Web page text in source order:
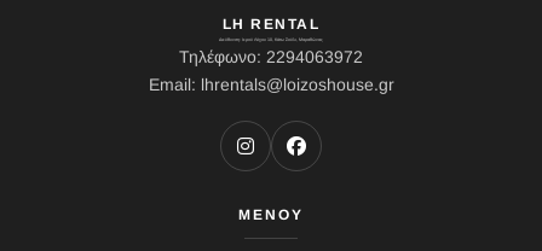
LH RENTAL
Διεύθυνση: Ιερού Λόχου 10, Κάτω Σούλι, Μαραθώνας
Τηλέφωνο: 2294063972
Email: lhrentals@loizoshouse.gr
ΜΕΝΟΥ